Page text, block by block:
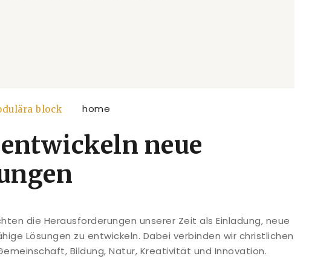
block
neue
die Herausforderungen unserer Zeit als Einladung, neue
Lösungen zu entwickeln. Dabei verbinden wir christlichen
Bildung, Natur, Kreativität und Innovation.